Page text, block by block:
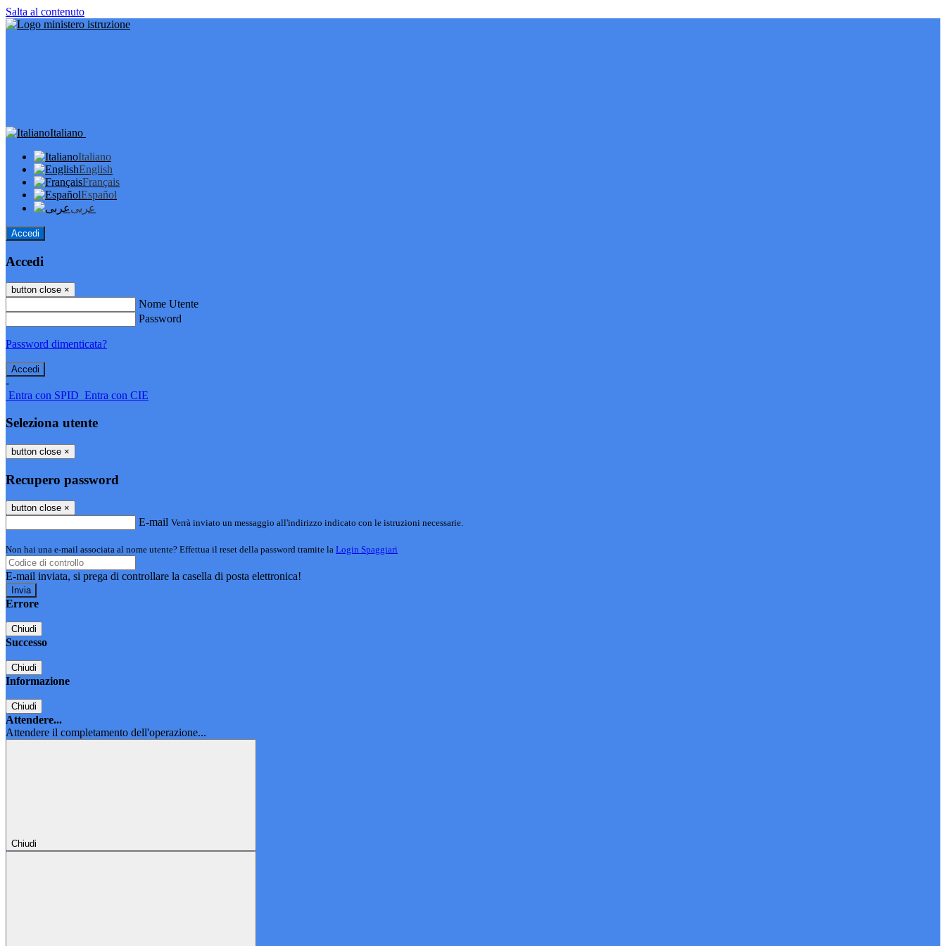
Salta al contenuto
Italiano
Italiano
English
Français
Español
عربى
Accedi
Accedi
button close ×
Nome Utente
Password
Password dimenticata?
-
Entra con SPID Entra con CIE
Seleziona utente
button close ×
Recupero password
button close ×
E-mail Verrà inviato un messaggio all'indirizzo indicato con le istruzioni necessarie.
Non hai una e-mail associata al nome utente? Effettua il reset della password tramite la Login Spaggiari
E-mail inviata, si prega di controllare la casella di posta elettronica!
Errore
Chiudi
Successo
Chiudi
Informazione
Chiudi
Attendere...
Attendere il completamento dell'operazione...
Chiudi